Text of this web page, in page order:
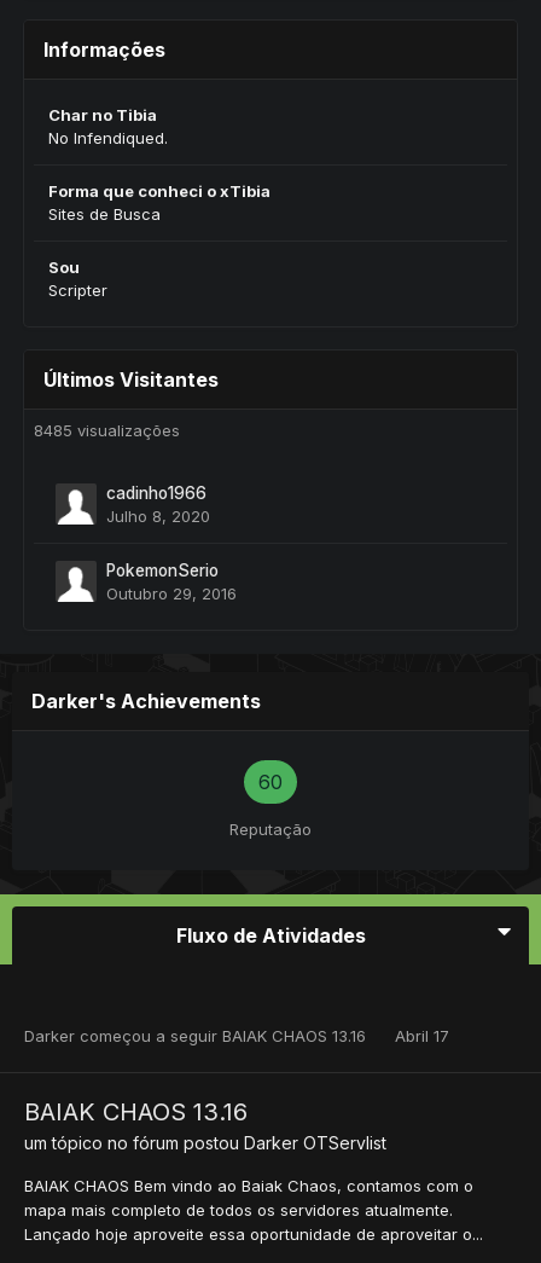
Informações
Char no Tibia
No Infendiqued.
Forma que conheci o xTibia
Sites de Busca
Sou
Scripter
Últimos Visitantes
8485 visualizações
cadinho1966
Julho 8, 2020
PokemonSerio
Outubro 29, 2016
Darker's Achievements
60
Reputação
Fluxo de Atividades
Darker começou a seguir BAIAK CHAOS 13.16 Abril 17
BAIAK CHAOS 13.16
um tópico no fórum postou Darker OTServlist
BAIAK CHAOS Bem vindo ao Baiak Chaos, contamos com o
mapa mais completo de todos os servidores atualmente.
Lançado hoje aproveite essa oportunidade de aproveitar o...